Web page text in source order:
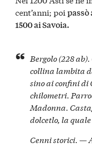
cent’anni; poipassò
1500 ai Savoia.
Bergolo (228
collina lambita
sino ai confini di
chilometri.
Madonna.
dolcetlo, la
Cenni storici. —